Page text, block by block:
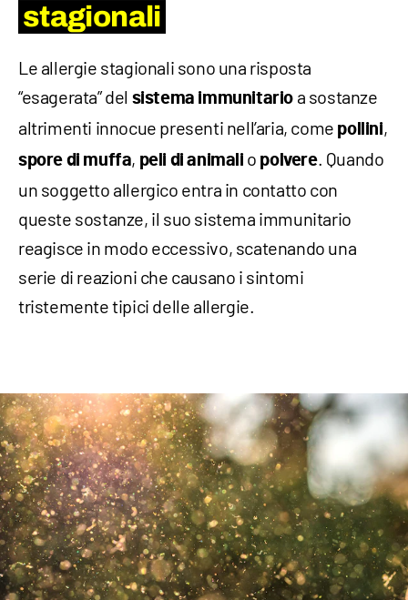
stagionali
Le allergie stagionali sono una risposta
“esagerata” del sistema immunitario a sostanze
altrimenti innocue presenti nell’aria, come pollini,
spore di muffa, peli di animali o polvere. Quando
un soggetto allergico entra in contatto con
queste sostanze, il suo sistema immunitario
reagisce in modo eccessivo, scatenando una
serie di reazioni che causano i sintomi
tristemente tipici delle allergie.